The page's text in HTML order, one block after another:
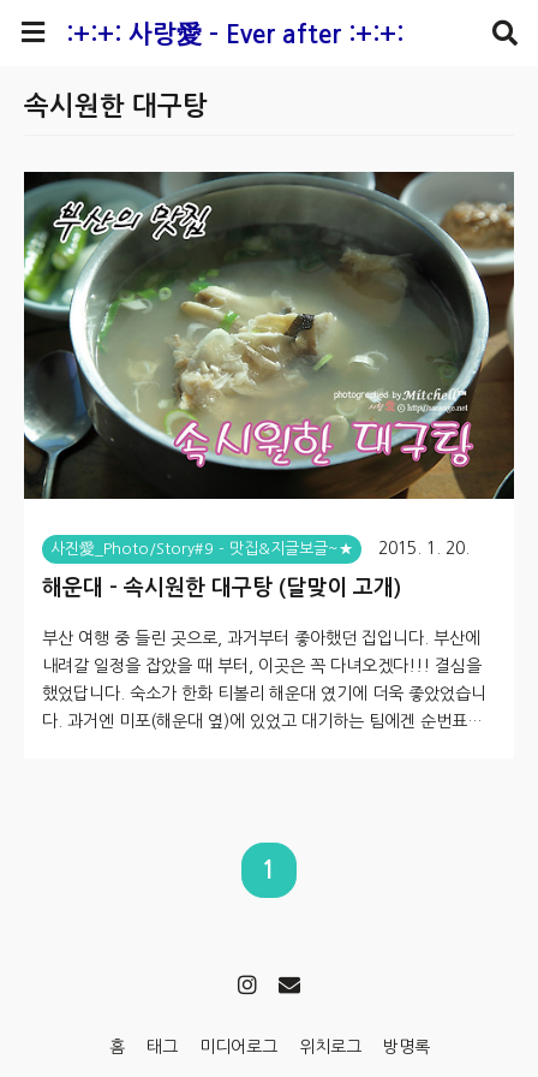
:+:+: 사랑愛 - Ever after :+:+:
속시원한 대구탕
사진愛_Photo/Story#9 - 맛집&지글보글~★ 2015. 1. 20.
해운대 - 속시원한 대구탕 (달맞이 고개)
부산 여행 중 들린 곳으로, 과거부터 좋아했던 집입니다. 부산에
내려갈 일정을 잡았을 때 부터, 이곳은 꼭 다녀오겠다!!! 결심을
했었답니다. 숙소가 한화 티볼리 해운대 였기에 더욱 좋았었습니
다. 과거엔 미포(해운대 옆)에 있었고 대기하는 팀에겐 순번표로
이내!!! 해운대로 해서 달맞이 고개로 진입~ 조금만 이동하면 카
페들이 밀집한 곳들이 있습니다. 과거 이곳엔 레스토랑들이 많았
1
홈 태그 미디어로그 위치로그 방명록